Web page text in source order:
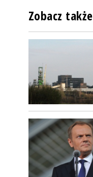
Zobacz także